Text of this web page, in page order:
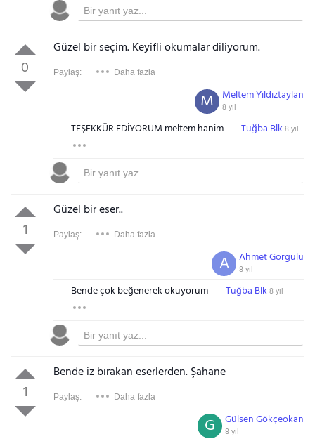
0
Güzel bir seçim. Keyifli okumalar diliyorum.
Paylaş: Daha fazla
Meltem Yıldıztaylan
8 yıl
M
TEŞEKKÜR EDİYORUM meltem hanim Tuğba Blk 8 yıl
1
Güzel bir eser..
Paylaş: Daha fazla
Ahmet Gorgulu
8 yıl
A
Bende çok beğenerek okuyorum Tuğba Blk 8 yıl
1
Bende iz bırakan eserlerden. Şahane
Paylaş: Daha fazla
Gülsen Gökçeokan
8 yıl
G